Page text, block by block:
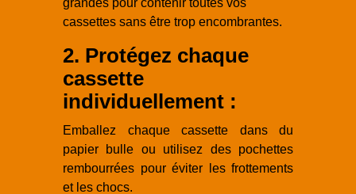
cassettes sans être trop encombrantes.
2. Protégez chaque
cassette
individuellement :
Emballez chaque cassette dans du
papier bulle ou utilisez des pochettes
rembourrées pour éviter les frottements
et les chocs.